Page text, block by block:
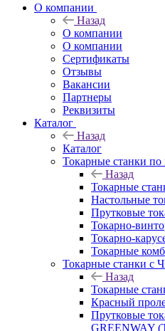
О компании
Назад
О компании
О компании
Сертификаты
Отзывы
Вакансии
Партнеры
Реквизиты
Каталог
Назад
Каталог
Токарные станки по
Назад
Токарные
Настольные
Прутковые
Токарно-
Токарно-
Токарные
Токарные станки с
Назад
Токарные
Красный
Прутковые
GREENWAY